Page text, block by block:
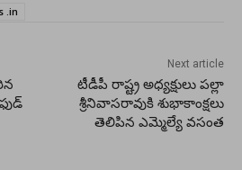
.in
Next article
టీడీపీ రాష్ట్ర అధ్యక్షులు పల్లా
శ్రీనివాసరావుకి శుభాకాంక్షలు
తెలిపిన ఎమ్మెల్యే వసంత